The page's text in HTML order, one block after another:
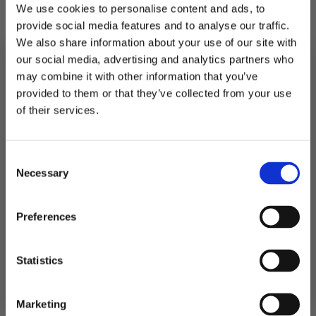
We use cookies to personalise content and ads, to
provide social media features and to analyse our traffic.
We also share information about your use of our site with
our social media, advertising and analytics partners who
may combine it with other information that you’ve
provided to them or that they’ve collected from your use
of their services.
Selection
Necessary
Preferences
Statistics
Marketing
1 stjerne med diameter 40 cm
Stjernene har 50 cm snor slik at de enkelt kan
henges opp.
Utsolgt
Relaterte produkter